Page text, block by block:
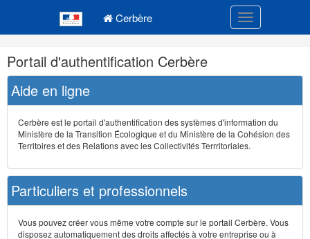
Cerbère Toggle
Navigation
et
outils
annexes
Portail d'authentification Cerbère
Aide en ligne
Cerbère est le portail d'authentification des systèmes d'information du
Ministère de la Transition Écologique et du Ministère de la Cohésion des
Territoires et des Relations avec les Collectivités Terrritoriales.
Particuliers et professionnels
Vous pouvez créer vous même votre compte sur le portail Cerbère. Vous
disposez automatiquement des droits affectés à votre entreprise ou à